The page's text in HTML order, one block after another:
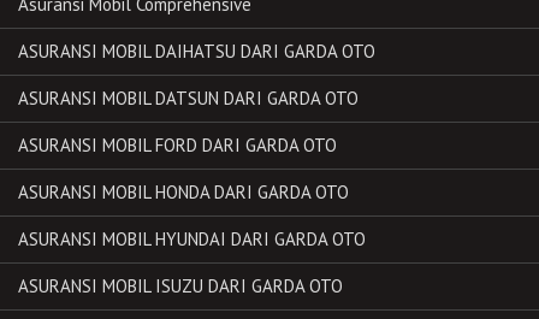
ASURANSI MOBIL DAIHATSU DARI GARDA OTO
ASURANSI MOBIL DATSUN DARI GARDA OTO
ASURANSI MOBIL FORD DARI GARDA OTO
ASURANSI MOBIL HONDA DARI GARDA OTO
ASURANSI MOBIL HYUNDAI DARI GARDA OTO
ASURANSI MOBIL ISUZU DARI GARDA OTO